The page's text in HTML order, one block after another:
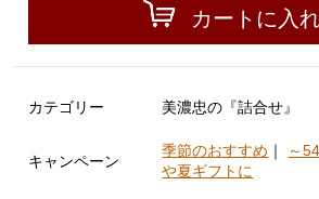
カートに入
カテゴリー 美濃忠の『詰合せ』
キャンペーン
季節のおすすめ ｜ ～
や夏ギフトに